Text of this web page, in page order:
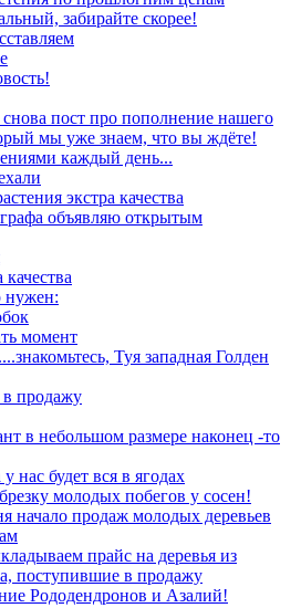
забирайте скорее!
пост про пополнение нашего
мы уже знаем, что вы ждёте!
каждый день...
экстра качества
объявляю открытым
нужен:
момент
Туя западная Голден
продажу
в небольшом размере наконец -то
нас будет вся в ягодах
молодых побегов у сосен!
начало продаж молодых деревьев
прайс на деревья из
поступившие в продажу
Рододендронов и Азалий!